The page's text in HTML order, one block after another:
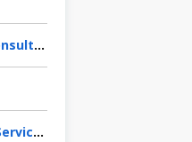
PT Pertamina Training & Consulting (PTC)
PT Reska Multi Usaha (KAI Services)